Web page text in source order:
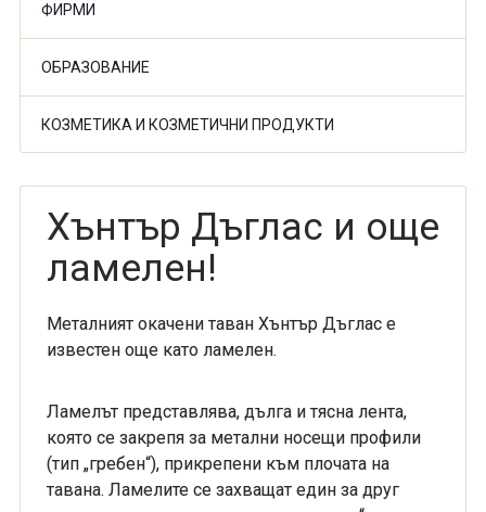
ФИРМИ
ОБРАЗОВАНИЕ
КОЗМЕТИКА И КОЗМЕТИЧНИ ПРОДУКТИ
Хънтър Дъглас и още
ламелен!
Металният окачени таван Хънтър Дъглас е
известен още като ламелен.
Ламелът представлява, дълга и тясна лента,
която се закрепя за метални носещи профили
(тип „гребен“), прикрепени към плочата на
тавана. Ламелите се захващат един за друг